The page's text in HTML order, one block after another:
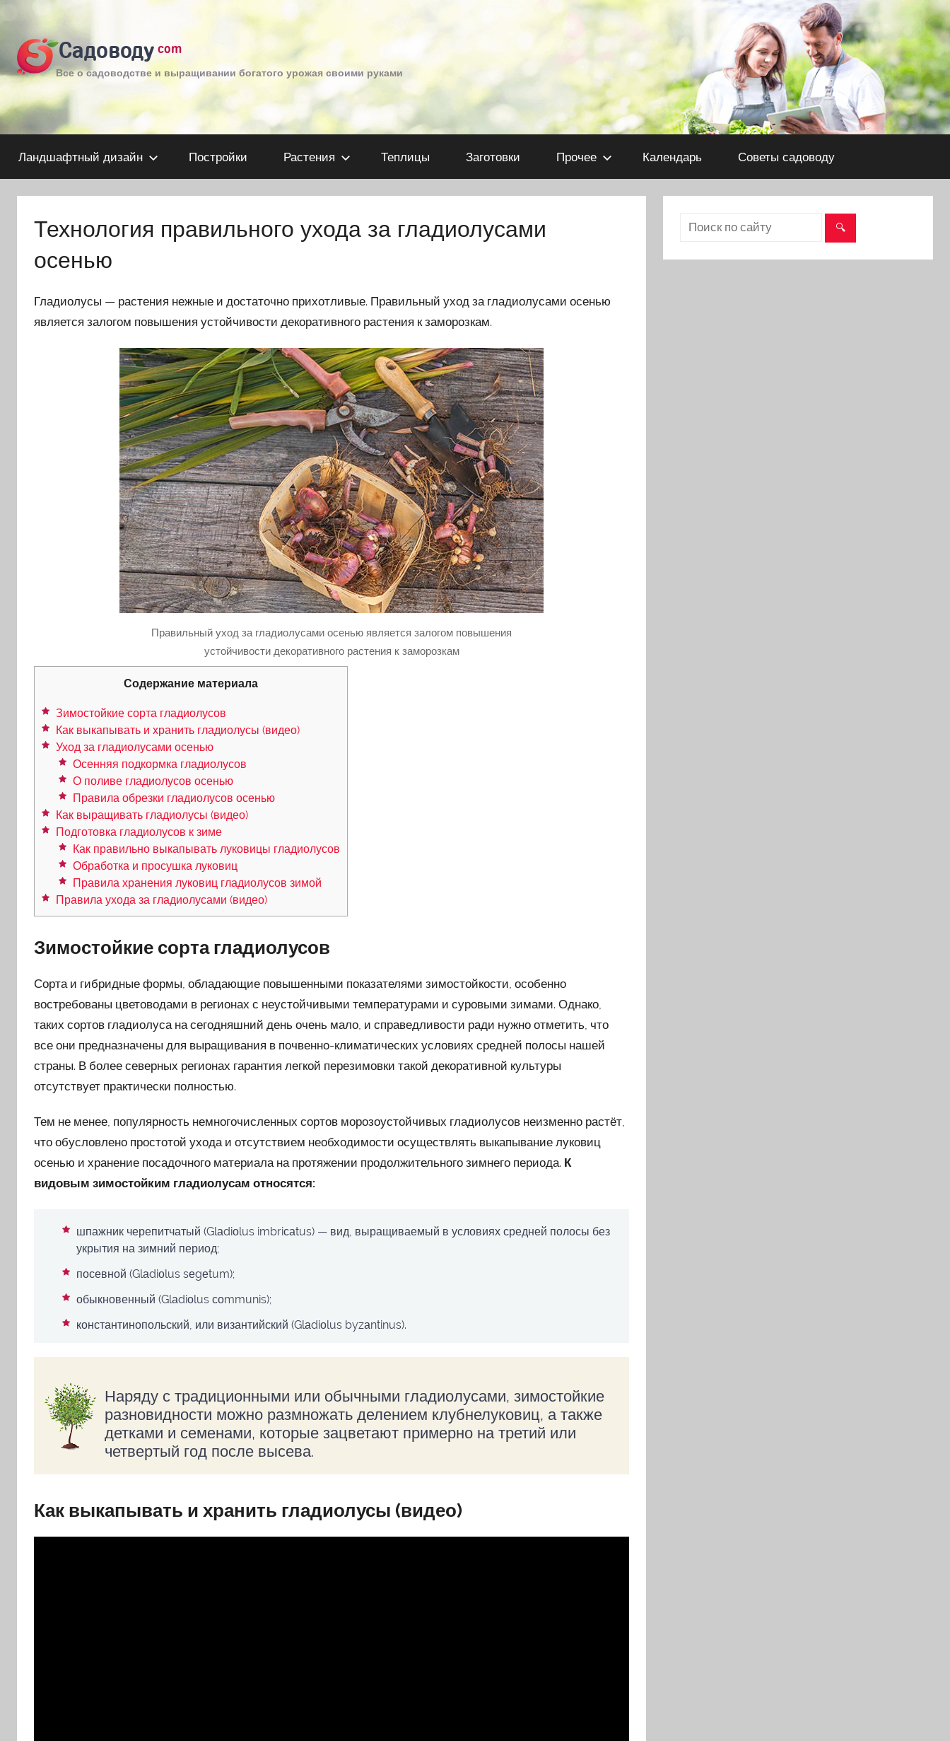
содержимомуСадоводу com
Все о садоводстве и выращивании богатого урожая своими руками
Ландшафтный дизайн Постройки Растения Теплицы Заготовки Прочее Календарь Советы садоводу
Технология правильного ухода за гладиолусами
осенью
Гладиолусы — растения нежные и достаточно прихотливые. Правильный уход за гладиолусами осенью
является залогом повышения устойчивости декоративного растения к заморозкам.
Правильный уход за гладиолусами осенью является залогом повышения
устойчивости декоративного растения к заморозкам
Содержание материала
Зимостойкие сорта гладиолусов
Как выкапывать и хранить гладиолусы (видео)
Уход за гладиолусами осенью
Осенняя подкормка гладиолусов
О поливе гладиолусов осенью
Правила обрезки гладиолусов осенью
Как выращивать гладиолусы (видео)
Подготовка гладиолусов к зиме
Как правильно выкапывать луковицы гладиолусов
Обработка и просушка луковиц
Правила хранения луковиц гладиолусов зимой
Правила ухода за гладиолусами (видео)
Зимостойкие сорта гладиолусов
Сорта и гибридные формы, обладающие повышенными показателями зимостойкости, особенно
востребованы цветоводами в регионах с неустойчивыми температурами и суровыми зимами. Однако,
таких сортов гладиолуса на сегодняшний день очень мало, и справедливости ради нужно отметить, что
все они предназначены для выращивания в почвенно-климатических условиях средней полосы нашей
страны. В более северных регионах гарантия легкой перезимовки такой декоративной культуры
отсутствует практически полностью.
Тем не менее, популярность немногочисленных сортов морозоустойчивых гладиолусов неизменно растёт,
что обусловлено простотой ухода и отсутствием необходимости осуществлять выкапывание луковиц
осенью и хранение посадочного материала на протяжении продолжительного зимнего периода. К
видовым зимостойким гладиолусам относятся:
шпажник черепитчатый (Glаdiоlus im­briсаtus) — вид, выращиваемый в условиях средней полосы без
укрытия на зимний период;
посевной (Glаdiоlus sеgеtum);
обыкновенный (Glаdiоlus соmmunis);
константинопольский, или византийский (Glаdiоlus byzаntinus).
Наряду с традиционными или обычными гладиолусами, зимостойкие
разновидности можно размножать делением клубнелуковиц, а также
детками и семенами, которые зацветают примерно на третий или
четвертый год после высева.
Как выкапывать и хранить гладиолусы (видео)